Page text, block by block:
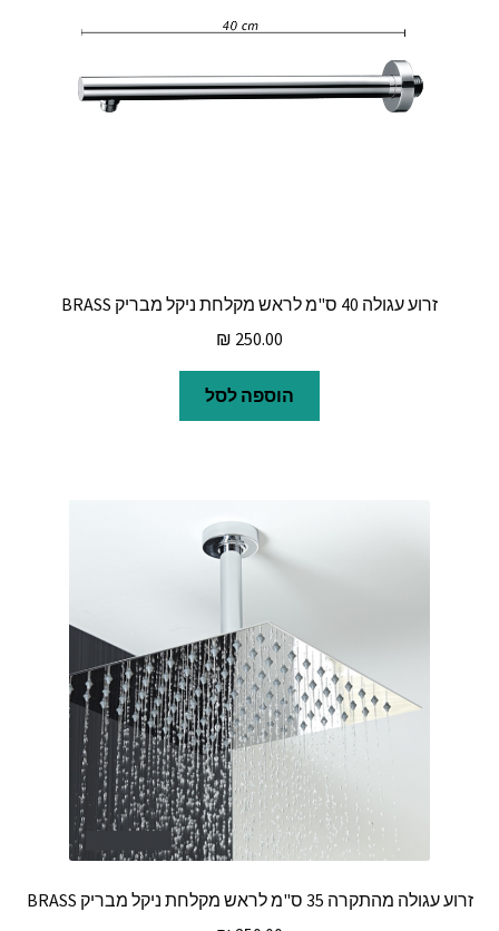
זרוע עגולה 40 ס"מ לראש מקלחת ניקל מבריק BRASS
₪ 250.00
הוספה לסל
זרוע עגולה מהתקרה 35 ס"מ לראש מקלחת ניקל מבריק BRASS